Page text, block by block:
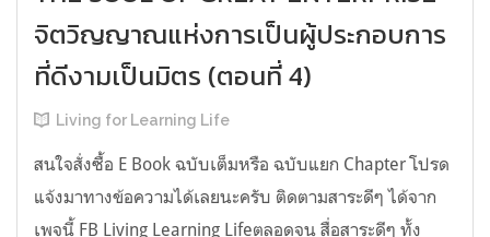
จิตวิญญาณแห่งการเป็นผู้ประกอบการ
ที่ดีงามเป็นมิตร (ตอนที่ 4)
Living for Learning Life
สนใจสั่งซื้อ E Book ฉบับเต็มหรือ ฉบับแยก Chapter โปรด
แจ้งมาทางข้อความได้เลยนะครับ ติดตามสาระดีๆ​ ได้จาก
เพจนี้​ FB Living Learning Lifeตลอดจน​ สื่อสาระดีๆ​ ทั้ง